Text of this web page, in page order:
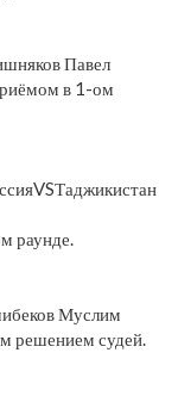
Павел
в 1-ом
2х5
раунде.
Муслим
решением судей.